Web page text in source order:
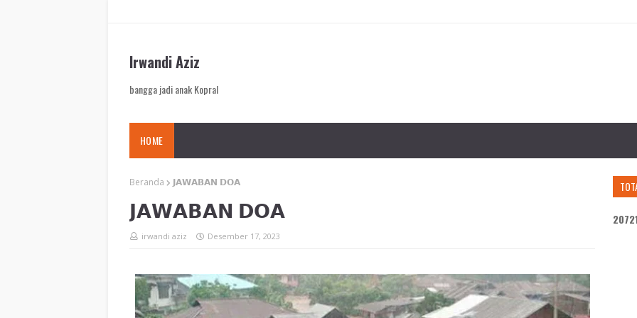
Irwandi Aziz
bangga jadi anak Kopral
HOME
Beranda 𝗝𝗔𝗪𝗔𝗕𝗔𝗡 𝗗𝗢𝗔
𝗝𝗔𝗪𝗔𝗕𝗔𝗡 𝗗𝗢𝗔
irwandi aziz Desember 17, 2023
2072